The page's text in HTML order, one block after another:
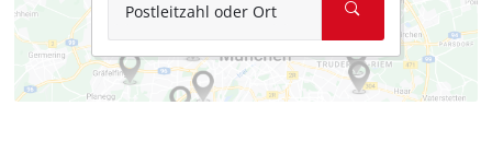
Postleitzahl oder Ort